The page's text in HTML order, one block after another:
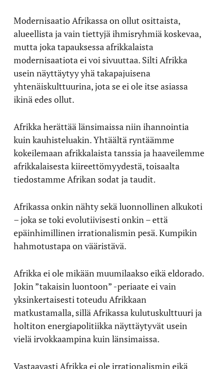
Modernisaatio Afrikassa on ollut osittaista,
alueellista ja vain tiettyjä ihmisryhmiä koskevaa,
mutta joka tapauksessa afrikkalaista
modernisaatiota ei voi sivuuttaa. Silti Afrikka
usein näyttäytyy yhä takapajuisena
yhtenäiskulttuurina, jota se ei ole itse asiassa
ikinä edes ollut.
Afrikka herättää länsimaissa niin ihannointia
kuin kauhisteluakin. Yhtäältä ryntäämme
kokeilemaan afrikkalaista tanssia ja haaveilemme
afrikkalaisesta kiireettömyydestä, toisaalta
tiedostamme Afrikan sodat ja taudit.
Afrikassa onkin nähty sekä luonnollinen alkukoti
– joka se toki evolutiivisesti onkin – että
epäinhimillinen irrationalismin pesä. Kumpikin
hahmotustapa on vääristävä.
Afrikka ei ole mikään muumilaakso eikä eldorado.
Jokin ”takaisin luontoon” -periaate ei vain
yksinkertaisesti toteudu Afrikkaan
matkustamalla, sillä Afrikassa kulutuskulttuuri ja
holtiton energiapolitiikka näyttäytyvät usein
vielä irvokkaampina kuin länsimaissa.
Vastaavasti Afrikka ei ole irrationalismin eikä